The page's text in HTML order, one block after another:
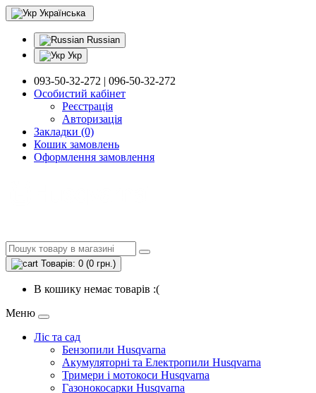
Українська
Russian
Укр
093-50-32-272 | 096-50-32-272
Особистий кабінет
Реєстрація
Авторизація
Закладки (0)
Кошик замовлень
Оформлення замовлення
Товарів: 0 (0 грн.)
В кошику немає товарів :(
Меню
Ліс та сад
Бензопили Husqvarna
Акумуляторні та Електропили Husqvarna
Тримери і мотокоси Husqvarna
Газонокосарки Husqvarna